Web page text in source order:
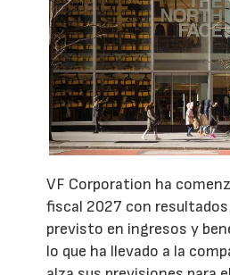
VF Corporation ha
fiscal 2027 con
previsto en ingresos y
lo que ha llevado a la